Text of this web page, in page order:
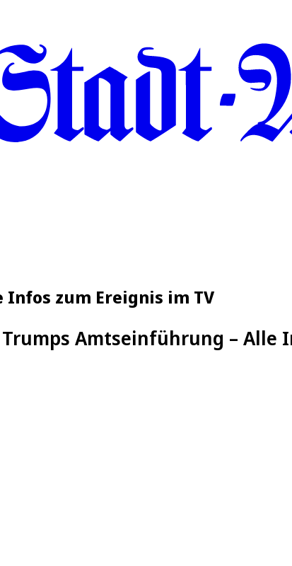
zum Ereignis im TV
Amtseinführung – Alle